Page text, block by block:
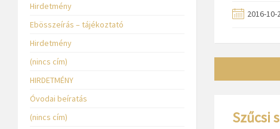
2016-10-
Szűcsi
Hirdetmény
Ebösszeírás – tájékoztató
Hirdetmény
(nincs cím)
HIRDETMÉNY
Óvodai beíratás
(nincs cím)